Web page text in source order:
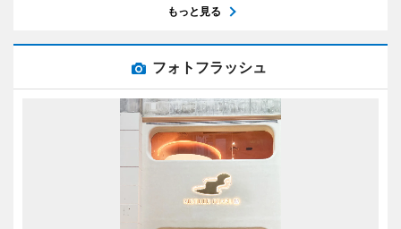
もっと見る
フォトフラッシュ